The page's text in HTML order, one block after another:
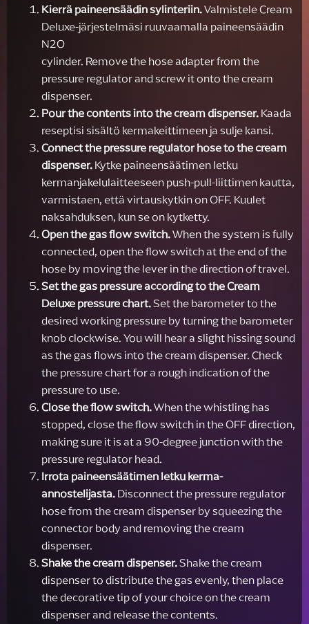
Kierrä paineensäädin sylinteriin.Valmistele Cream
Deluxe-järjestelmäsi ruuvaamalla paineensäädin
N2O
cylinder. Remove the hose adapter from the
pressure regulator and screw it onto the cream
dispenser.
Pour the contents into the cream dispenser.Kaada
reseptisi sisältö kermakeittimeen ja sulje kansi.
Connect the pressure regulator hose to the cream
dispenser.Kytke paineensäätimen letku
kermanjakelulaitteeseen push-pull-liittimen kautta,
varmistaen, että virtauskytkin on OFF. Kuulet
naksahduksen, kun se on kytketty.
Open the gas flow switch.When the system is fully
connected, open the flow switch at the end of the
hose by moving the lever in the direction of travel.
Set the gas pressure according to the Cream
Deluxe pressure chart.Set the barometer to the
desired working pressure by turning the barometer
knob clockwise. You will hear a slight hissing sound
as the gas flows into the cream dispenser. Check
the pressure chart for a rough indication of the
pressure to use.
Close the flow switch.When the whistling has
stopped, close the flow switch in the OFF direction,
making sure it is at a 90-degree junction with the
pressure regulator head.
Irrota paineensäätimen letku kerma-
annostelijasta.Disconnect the pressure regulator
hose from the cream dispenser by squeezing the
connector body and removing the cream
dispenser.
Shake the cream dispenser.Shake the cream
dispenser to distribute the gas evenly, then place
the decorative tip of your choice on the cream
dispenser and release the contents.